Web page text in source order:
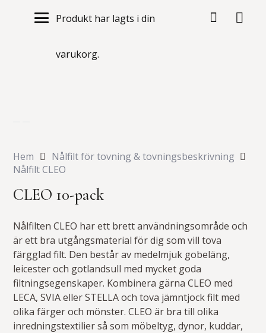
Produkt har lagts i din
varukorg.
Hem
Nålfilt för tovning & tovningsbeskrivning
Nålfilt CLEO
CLEO 10-pack
Nålfilten CLEO har ett brett användningsområde och
är ett bra utgångsmaterial för dig som vill tova
färgglad filt. Den består av medelmjuk gobeläng,
leicester och gotlandsull med mycket goda
filtningsegenskaper. Kombinera gärna CLEO med
LECA, SVIA eller STELLA och tova jämntjock filt med
olika färger och mönster. CLEO är bra till olika
inredningstextilier så som möbeltyg, dynor, kuddar,